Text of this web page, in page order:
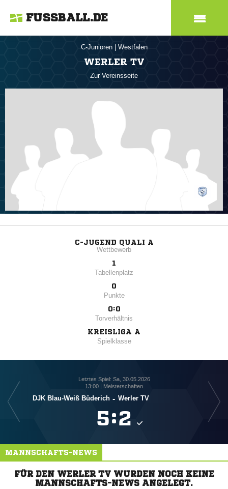
FUSSBALL.DE
C-Junioren Westfalen
WERLER TV
Zur Vereinsseite
C-JUGEND QUALI A
Wettbewerb
1
Tabellenplatz
0
Punkte
0:0
Torverhältnis
KREISLIGA A
Spielklasse
Letztes Spiel: Sa, 30.05.2026
13:00 | Meisterschaften
DJK Blau-Weiß Büderich - Werler TV
:
MANNSCHAFTS-NEWS
FÜR DEN WERLER TV WURDEN NOCH KEINE
MANNSCHAFTS-NEWS ANGELEGT.